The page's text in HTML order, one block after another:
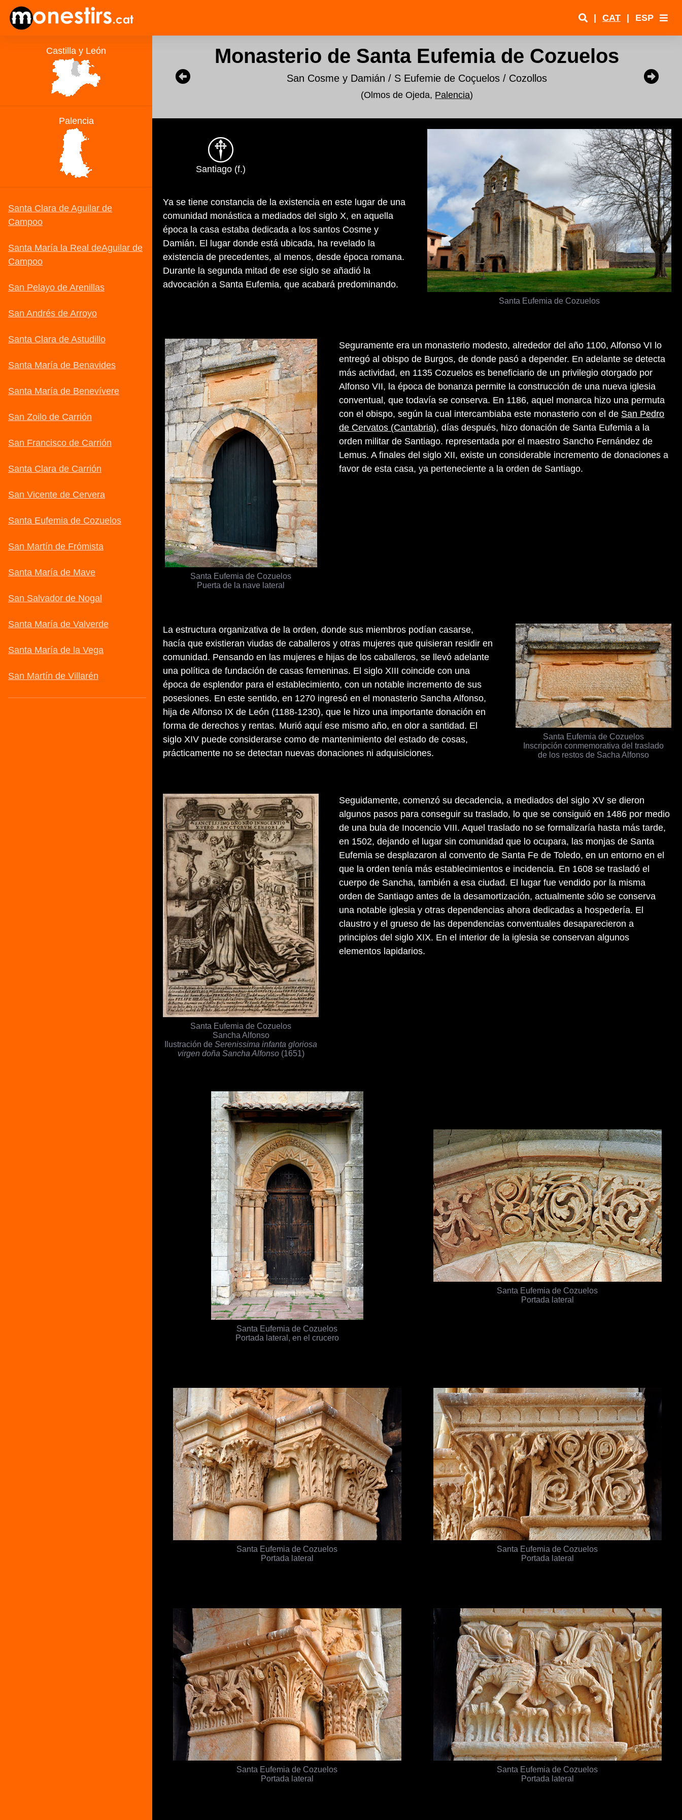
| CAT | ESP
Monasterio de Santa Eufemia de Cozuelos
San Cosme y Damián / S Eufemie de Coçuelos / Cozollos
(Olmos de Ojeda, Palencia)
Santa Eufemia de Cozuelos
Santiago (f.)
Ya se tiene constancia de la existencia en este lugar de una
comunidad monástica a mediados del siglo X, en aquella
época la casa estaba dedicada a los santos Cosme y
Damián. El lugar donde está ubicada, ha revelado la
existencia de precedentes, al menos, desde época romana.
Durante la segunda mitad de ese siglo se añadió la
advocación a Santa Eufemia, que acabará predominando.
Santa Eufemia de Cozuelos
Puerta de la nave lateral
Seguramente era un monasterio modesto, alrededor del año 1100, Alfonso VI lo
entregó al obispo de Burgos, de donde pasó a depender. En adelante se detecta
más actividad, en 1135 Cozuelos es beneficiario de un privilegio otorgado por
Alfonso VII, la época de bonanza permite la construcción de una nueva iglesia
conventual, que todavía se conserva. En 1186, aquel monarca hizo una permuta
con el obispo, según la cual intercambiaba este monasterio con el de San Pedro
de Cervatos (Cantabria), días después, hizo donación de Santa Eufemia a la
orden militar de Santiago. representada por el maestro Sancho Fernández de
Lemus. A finales del siglo XII, existe un considerable incremento de donaciones a
favor de esta casa, ya perteneciente a la orden de Santiago.
La estructura organizativa de la orden, donde sus miembros podían casarse,
hacía que existieran viudas de caballeros y otras mujeres que quisieran residir en
comunidad. Pensando en las mujeres e hijas de los caballeros, se llevó adelante
una política de fundación de casas femeninas. El siglo XIII coincide con una
época de esplendor para el establecimiento, con un notable incremento de sus
posesiones. En este sentido, en 1270 ingresó en el monasterio Sancha Alfonso,
hija de Alfonso IX de León (1188-1230), que le hizo una importante donación en
forma de derechos y rentas. Murió aquí ese mismo año, en olor a santidad. El
siglo XIV puede considerarse como de mantenimiento del estado de cosas,
prácticamente no se detectan nuevas donaciones ni adquisiciones.
Santa Eufemia de Cozuelos
Inscripción conmemorativa del traslado
de los restos de Sacha Alfonso
Santa Eufemia de Cozuelos
Sancha Alfonso
Ilustración deSerenissima infanta gloriosa
virgen doña Sancha Alfonso(1651)
Seguidamente, comenzó su decadencia, a mediados del siglo XV se dieron
algunos pasos para conseguir su traslado, lo que se consiguió en 1486 por medio
de una bula de Inocencio VIII. Aquel traslado no se formalizaría hasta más tarde,
en 1502, dejando el lugar sin comunidad que lo ocupara, las monjas de Santa
Eufemia se desplazaron al convento de Santa Fe de Toledo, en un entorno en el
que la orden tenía más establecimientos e incidencia. En 1608 se trasladó el
cuerpo de Sancha, también a esa ciudad. El lugar fue vendido por la misma
orden de Santiago antes de la desamortización, actualmente sólo se conserva
una notable iglesia y otras dependencias ahora dedicadas a hospedería. El
claustro y el grueso de las dependencias conventuales desaparecieron a
principios del siglo XIX. En el interior de la iglesia se conservan algunos
elementos lapidarios.
Santa Eufemia de Cozuelos
Portada lateral, en el crucero
Santa Eufemia de Cozuelos
Portada lateral
Santa Eufemia de Cozuelos
Portada lateral
Santa Eufemia de Cozuelos
Portada lateral
Santa Eufemia de Cozuelos
Portada lateral
Santa Eufemia de Cozuelos
Portada lateral